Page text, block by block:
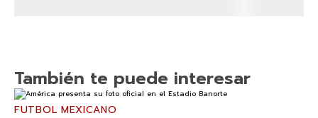
También te puede interesar
FUTBOL MEXICANO